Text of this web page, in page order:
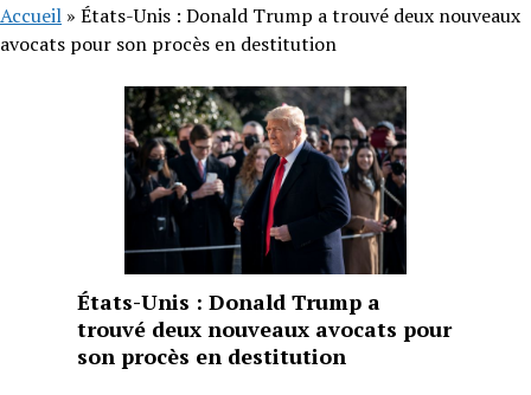
Accueil » États-Unis : Donald Trump a trouvé deux nouveaux
avocats pour son procès en destitution
États-Unis : Donald Trump a
trouvé deux nouveaux avocats pour
son procès en destitution